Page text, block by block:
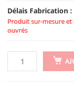
Délais Fabrication :
Produit sur-mesure et
ouvrés